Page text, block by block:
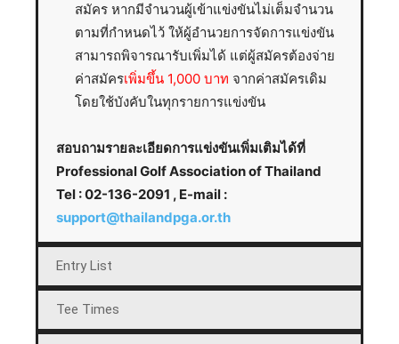
สมัคร หากมีจำนวนผู้เข้าแข่งขันไม่เต็มจำนวน
ตามที่กำหนดไว้ ให้ผู้อำนวยการจัดการแข่งขัน
สามารถพิจารณารับเพิ่มได้ แต่ผู้สมัครต้องจ่าย
ค่าสมัครเพิ่มขึ้น 1,000 บาท จากค่าสมัครเดิม
โดยใช้บังคับในทุกรายการแข่งขัน
สอบถามรายละเอียดการแข่งขันเพิ่มเติมได้ที่
Professional Golf Association of Thailand
Tel : 02-136-2091 , E-mail :
support@thailandpga.or.th
Entry List
Tee Times